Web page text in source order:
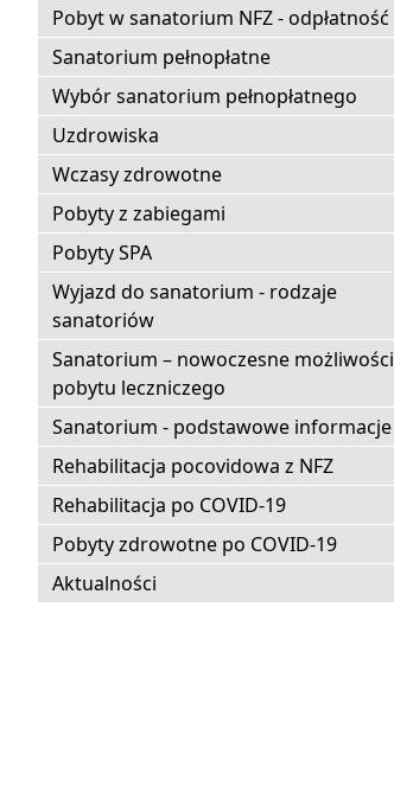
Pobyt w sanatorium NFZ - odpłatność
Sanatorium pełnopłatne
Wybór sanatorium pełnopłatnego
Uzdrowiska
Wczasy zdrowotne
Pobyty z zabiegami
Pobyty SPA
Wyjazd do sanatorium - rodzaje
sanatoriów
Sanatorium – nowoczesne możliwości
pobytu leczniczego
Sanatorium - podstawowe informacje
Rehabilitacja pocovidowa z NFZ
Rehabilitacja po COVID-19
Pobyty zdrowotne po COVID-19
Aktualności